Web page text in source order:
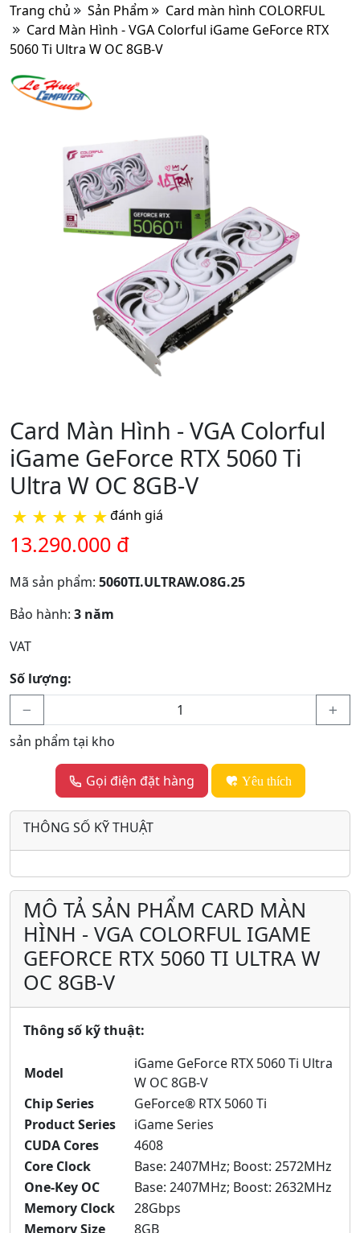
Trang chủ Sản Phẩm
Card màn hình COLORFUL
Card Màn Hình - VGA Colorful iGame GeForce RTX
5060 Ti Ultra W OC 8GB-V
Card Màn Hình - VGA Colorful
iGame GeForce RTX 5060 Ti
Ultra W OC 8GB-V
★ ★ ★ ★ ★đánh giá
13.290.000 đ
Mã sản phẩm: 5060TI.ULTRAW.O8G.25
Bảo hành: 3 năm
VAT
Số lượng:
sản phẩm tại kho
Gọi điện đặt hàng Yêu thích
THÔNG SỐ KỸ THUẬT
MÔ TẢ SẢN PHẨM CARD MÀN
HÌNH - VGA COLORFUL IGAME
GEFORCE RTX 5060 TI ULTRA W
OC 8GB-V
Thông số kỹ thuật:
Model
iGame GeForce RTX 5060 Ti Ultra
W OC 8GB-V
Chip Series
GeForce® RTX 5060 Ti
Product Series
iGame Series
CUDA Cores
4608
Core Clock
Base: 2407MHz; Boost: 2572MHz
One-Key OC
Base: 2407MHz; Boost: 2632MHz
Memory Clock
28Gbps
Memory Size
8GB